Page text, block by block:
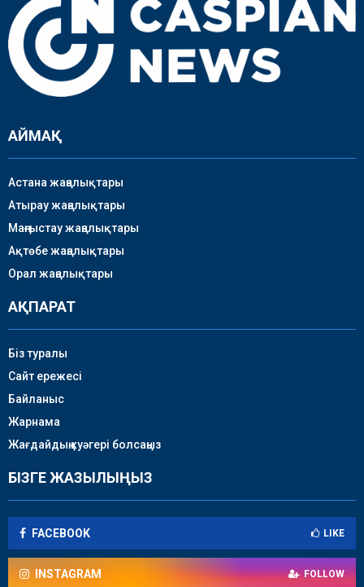
АЙМАҚ
Астана жаңалықтары
Атырау жаңалықтары
Маңғыстау жаңалықтары
Ақтөбе жаңалықтары
Орал жаңалықтары
АҚПАРАТ
Біз туралы
Сайт ережесі
Байланыс
Жарнама
Жағдайдың куәгері болсаңыз
БІЗГЕ ЖАЗЫЛЫҢЫЗ
FACEBOOK LIKE
INSTAGRAM FOLLOW